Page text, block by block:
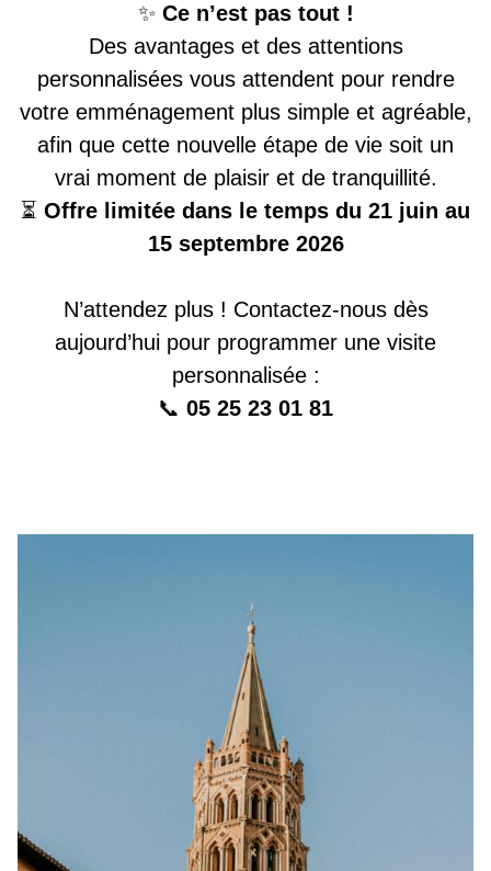
✨ Ce n’est pas tout !
Des avantages et des attentions
personnalisées vous attendent pour rendre
votre emménagement plus simple et agréable,
afin que cette nouvelle étape de vie soit un
vrai moment de plaisir et de tranquillité.
⏳ Offre limitée dans le temps du 21 juin au
15 septembre 2026
N’attendez plus ! Contactez-nous dès
aujourd’hui pour programmer une visite
personnalisée :
📞 05 25 23 01 81